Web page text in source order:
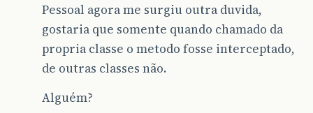
Pessoal agora me surgiu outra duvida,
gostaria que somente quando chamado da
propria classe o metodo fosse interceptado,
de outras classes não.
Alguém?